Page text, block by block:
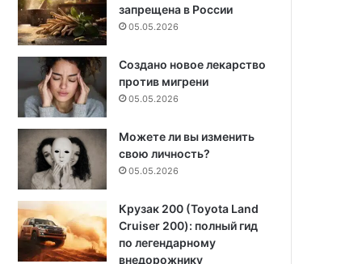
запрещена в России
05.05.2026
Создано новое лекарство
против мигрени
05.05.2026
Можете ли вы изменить
свою личность?
05.05.2026
Крузак 200 (Toyota Land
Cruiser 200): полный гид
по легендарному
внедорожнику